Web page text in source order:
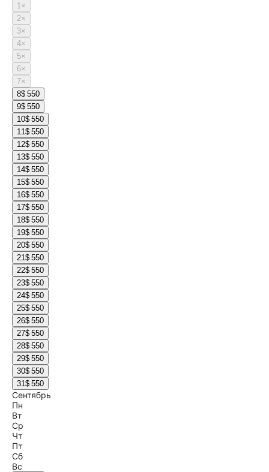
1×
2×
3×
4×
5×
6×
7×
8$ 550
9$ 550
10$ 550
11$ 550
12$ 550
13$ 550
14$ 550
15$ 550
16$ 550
17$ 550
18$ 550
19$ 550
20$ 550
21$ 550
22$ 550
23$ 550
24$ 550
25$ 550
26$ 550
27$ 550
28$ 550
29$ 550
30$ 550
31$ 550
Сентябрь
Пн
Вт
Ср
Чт
Пт
Сб
Вс